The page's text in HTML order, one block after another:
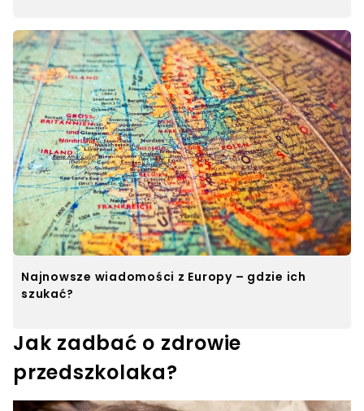
Najnowsze wiadomości z Europy – gdzie ich
szukać?
Jak zadbać o zdrowie
przedszkolaka?